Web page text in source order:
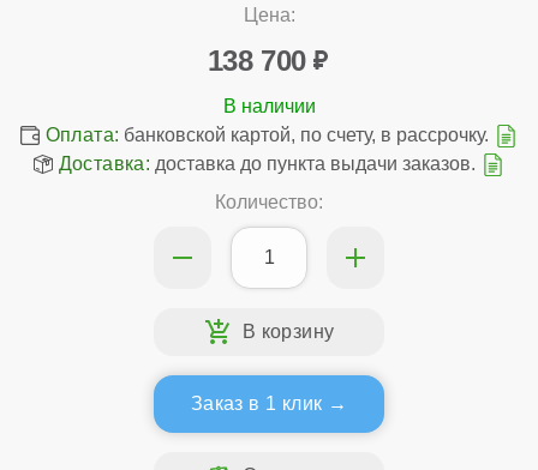
Цена:
138 700
Оплата: банковской картой, по счету, в рассрочку.
Доставка: доставка до пункта выдачи заказов.
Количество:
Заказ в 1 клик